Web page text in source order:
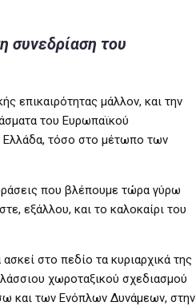
συνεδρίαση του
επικαιρότητας μάλλον, και την
του Ευρωπαϊκού
Ελλάδα, τόσο στο μέτωπο των
που βλέπουμε τώρα γύρω
εξάλλου, και το καλοκαίρι του
στο πεδίο τα κυριαρχικά της
χωροταξικού σχεδιασμού
και των Ενόπλων Δυνάμεων, στην